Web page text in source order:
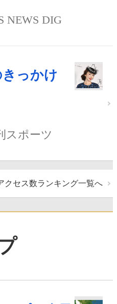
NEWS DIG
っかけ
スポーツ
クセス数ランキング一覧へ